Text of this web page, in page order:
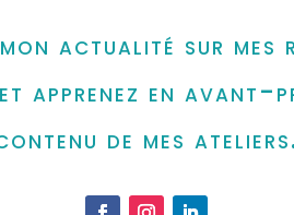
actualité sur mes
apprenez en avant-
de mes ateliers.